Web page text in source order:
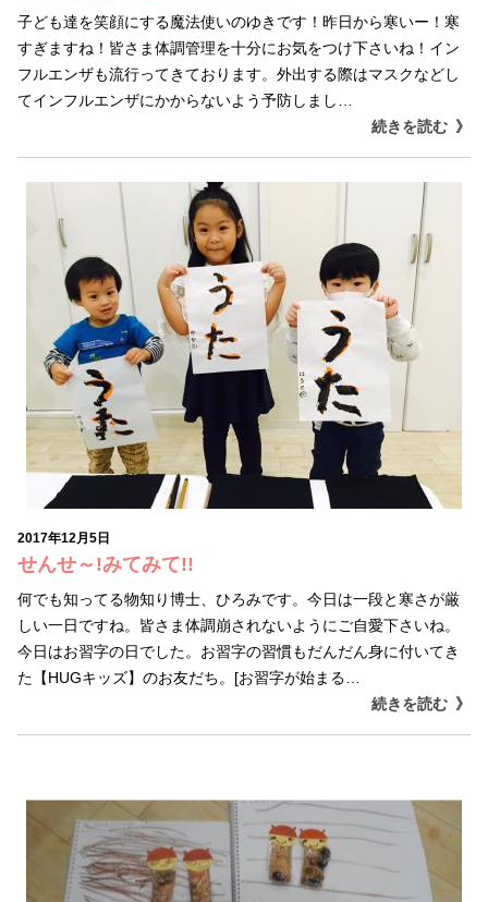
子ども達を笑顔にする魔法使いのゆきです！昨日から寒いー！寒
すぎますね！皆さま体調管理を十分にお気をつけ下さいね！イン
フルエンザも流行ってきております。外出する際はマスクなどし
てインフルエンザにかからないよう予防しまし…
続きを読む
2017年12月5日
せんせ～!みてみて!!
何でも知ってる物知り博士、ひろみです。今日は一段と寒さが厳
しい一日ですね。皆さま体調崩されないようにご自愛下さいね。
今日はお習字の日でした。お習字の習慣もだんだん身に付いてき
た【HUGキッズ】のお友だち。[お習字が始まる…
続きを読む